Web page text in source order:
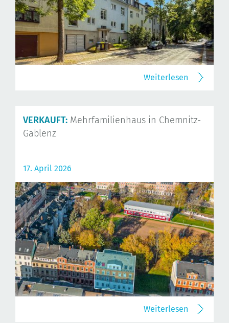
Weiterlesen
VERKAUFT: Mehrfamilienhaus in Chemnitz-
Gablenz
17. April 2026
Weiterlesen